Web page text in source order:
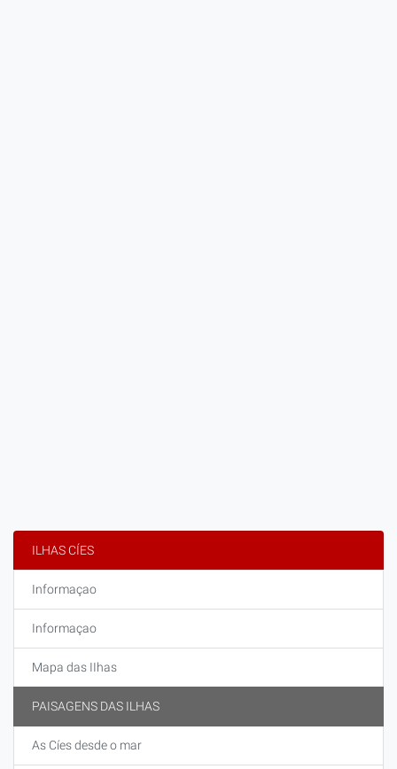
ILHAS CÍES
Informaçao
Informaçao
Mapa das IIhas
PAISAGENS DAS ILHAS
As Cíes desde o mar